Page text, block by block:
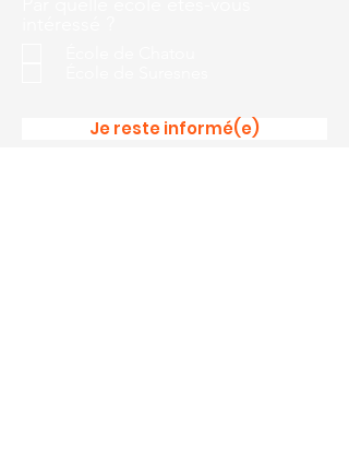
Je reste informé(e)